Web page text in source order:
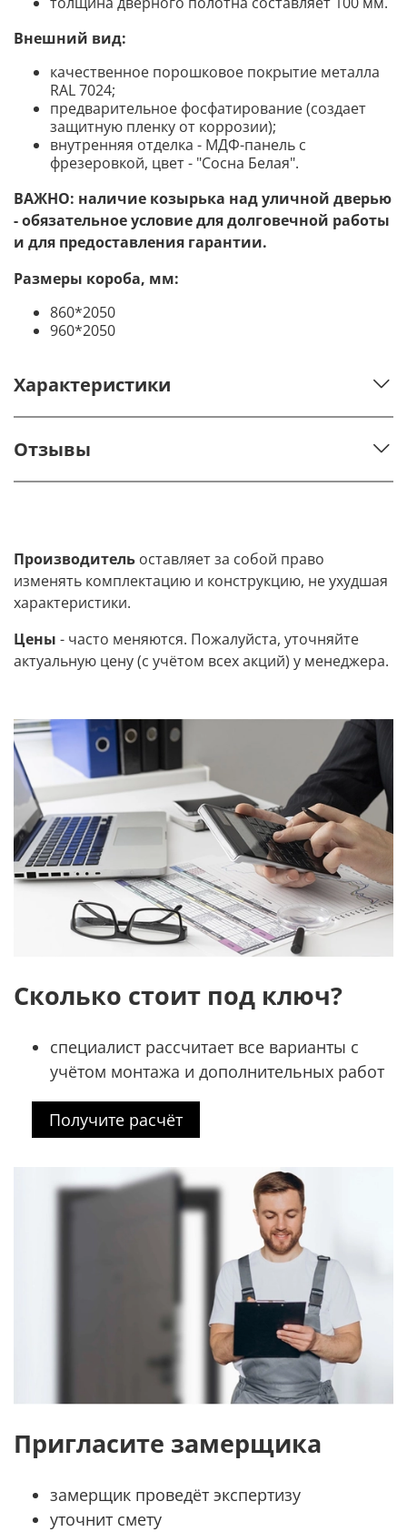
Внешний вид:
качественное порошковое покрытие металла
RAL 7024;
предварительное фосфатирование (создает
защитную пленку от коррозии);
внутренняя отделка - МДФ-панель с
фрезеровкой, цвет - "Сосна Белая".
ВАЖНО: наличие козырька над уличной дверью
- обязательное условие для долговечной работы
и для предоставления гарантии.
Размеры короба, мм:
860*2050
960*2050
Характеристики
Отзывы
Производитель оставляет за собой право
изменять комплектацию и конструкцию, не ухудшая
характеристики.
Цены - часто меняются. Пожалуйста, уточняйте
актуальную цену (с учётом всех акций) у менеджера.
Сколько стоит под ключ?
специалист рассчитает все варианты с
учётом монтажа и дополнительных работ
Получите расчёт
Пригласите замерщика
замерщик проведёт экспертизу
уточнит смету